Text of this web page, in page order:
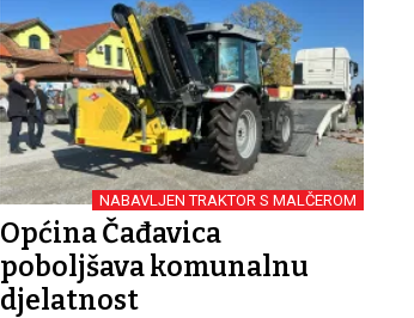
NABAVLJEN TRAKTOR S MALČEROM
Općina Čađavica
poboljšava komunalnu
djelatnost